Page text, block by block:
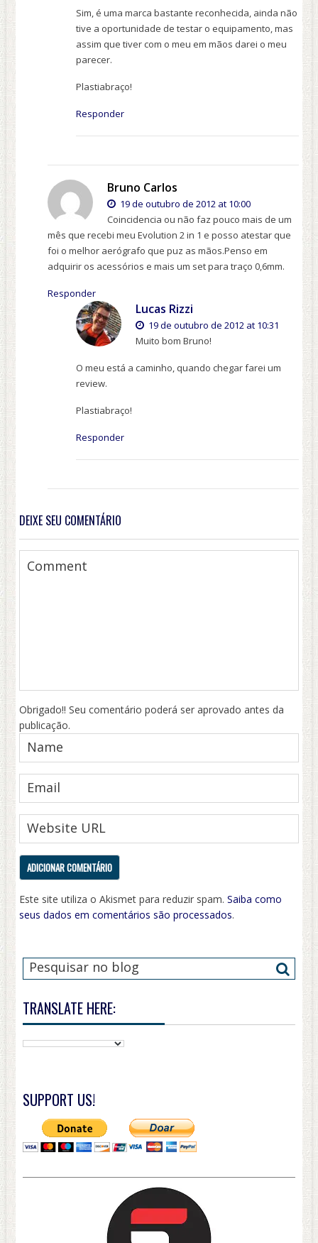
Sim, é uma marca bastante reconhecida, ainda não
tive a oportunidade de testar o equipamento, mas
assim que tiver com o meu em mãos darei o meu
parecer.
Plastiabraço!
Responder
Bruno Carlos
19 de outubro de 2012 at 10:00
Coincidencia ou não faz pouco mais de um
mês que recebi meu Evolution 2 in 1 e posso atestar que
foi o melhor aerógrafo que puz as mãos.Penso em
adquirir os acessórios e mais um set para traço 0,6mm.
Responder
Lucas Rizzi
19 de outubro de 2012 at 10:31
Muito bom Bruno!
O meu está a caminho, quando chegar farei um
review.
Plastiabraço!
Responder
DEIXE SEU COMENTÁRIO
Obrigado!! Seu comentário poderá ser aprovado antes da
publicação.
Este site utiliza o Akismet para reduzir spam.Saiba como
seus dados em comentários são processados.
TRANSLATE HERE:
SUPPORT US!